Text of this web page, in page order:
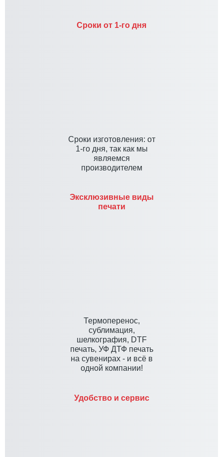
Сроки от 1-го дня
Cроки изготовления: от
1-го дня, так как мы
являемся
производителем
Эксклюзивные виды
печати
Термоперенос,
сублимация,
шелкография, DTF
печать, УФ ДТФ печать
на сувенирах - и всё в
одной компании!
Удобство и сервис